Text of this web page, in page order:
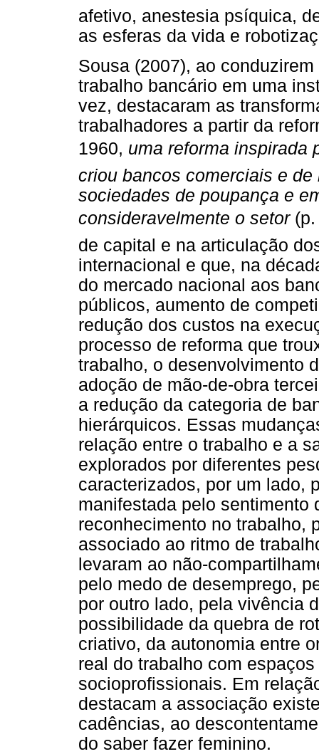
afetivo, anestesia psíquica,
as esferas da vida e
Sousa (2007), ao
trabalho bancário em uma
vez, destacaram as
trabalhadores a partir da
1960, uma reforma
criou bancos comerciais e
sociedades de poupança e
consideravelmente o setor(p.
de capital e na articulação
internacional e que, na
do mercado nacional aos
públicos, aumento de
redução dos custos na
processo de reforma que
trabalho, o desenvolvimento
adoção de mão-de-obra
a redução da categoria de
hierárquicos. Essas
relação entre o trabalho e a
explorados por diferentes
caracterizados, por um lado,
manifestada pelo sentimento
reconhecimento no trabalho,
associado ao ritmo de
levaram ao não-
pelo medo de desemprego,
por outro lado, pela vivência
possibilidade da quebra de
criativo, da autonomia entre
real do trabalho com
socioprofissionais. Em
destacam a associação
cadências, ao
do saber fazer feminino.